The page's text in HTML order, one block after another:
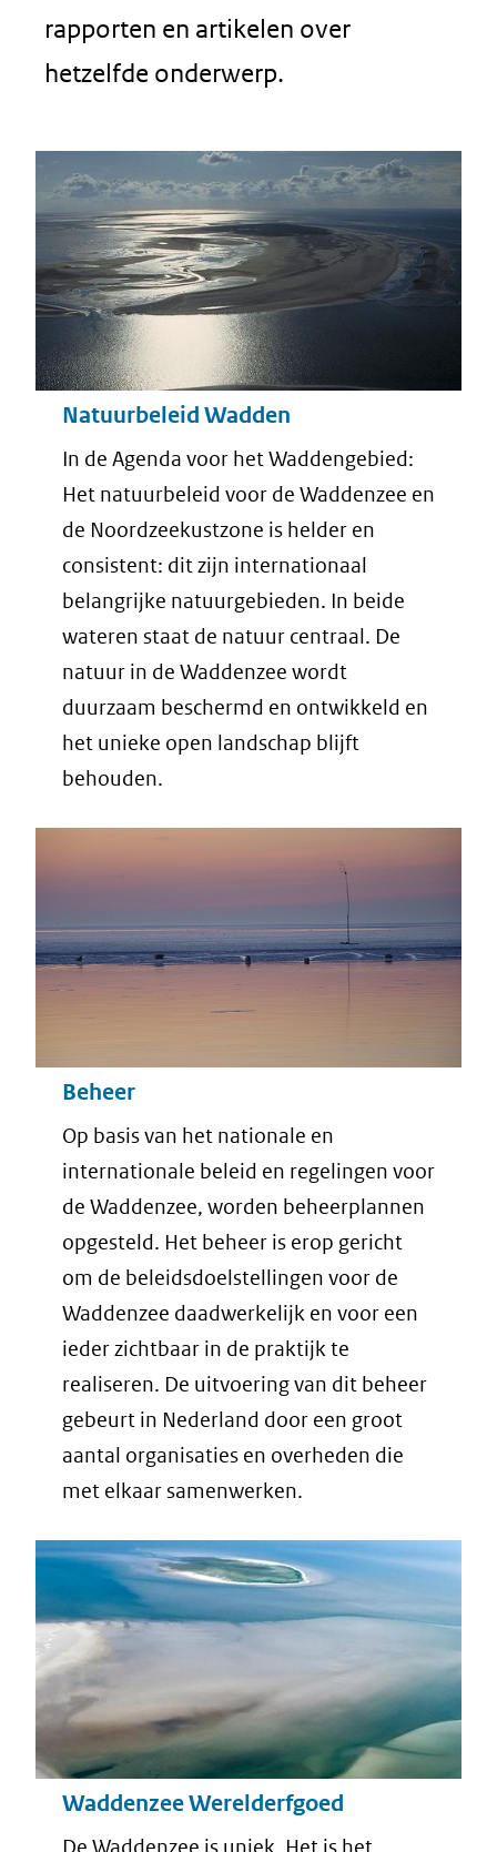
rapporten en artikelen over
hetzelfde onderwerp.
Resultaten
Natuurbeleid Wadden
In de Agenda voor het Waddengebied:
Het natuurbeleid voor de Waddenzee en
de Noordzeekustzone is helder en
consistent: dit zijn internationaal
belangrijke natuurgebieden. In beide
wateren staat de natuur centraal. De
natuur in de Waddenzee wordt
duurzaam beschermd en ontwikkeld en
het unieke open landschap blijft
behouden.
Beheer
Op basis van het nationale en
internationale beleid en regelingen voor
de Waddenzee, worden beheerplannen
opgesteld. Het beheer is erop gericht
om de beleidsdoelstellingen voor de
Waddenzee daadwerkelijk en voor een
ieder zichtbaar in de praktijk te
realiseren. De uitvoering van dit beheer
gebeurt in Nederland door een groot
aantal organisaties en overheden die
met elkaar samenwerken.
Waddenzee Werelderfgoed